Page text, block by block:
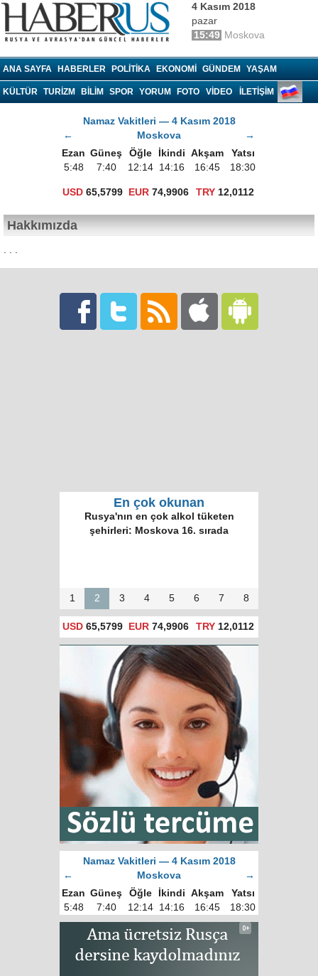
4 Kasım 2018
pazar
15:49 Moskova
ANA SAYFA HABERLER POLITIKA EKONOMI GÜNDEM YAŞAM
KÜLTÜR TURIZM BILIM SPOR YORUM FOTO VIDEO İLETİŞİM
Namaz Vakitleri — 4 Kasım 2018
←
Moskova
→
Ezan Güneş Öğle İkindi Akşam
Yatsı
5:48
7:40 12:14 14:16 16:45 18:30
USD 65,5799 EUR 74,9906 TRY 12,0112
Hakkımızda
. . .
En çok okunan
Rusya'nın en çok alkol tüketen
şehirleri: Moskova 16. sırada
1 2 3 4 5 6 7 8
USD 65,5799 EUR 74,9906 TRY 12,0112
Namaz Vakitleri — 4 Kasım 2018
←
Moskova
→
Ezan Güneş Öğle İkindi Akşam
Yatsı
5:48
7:40 12:14 14:16 16:45 18:30